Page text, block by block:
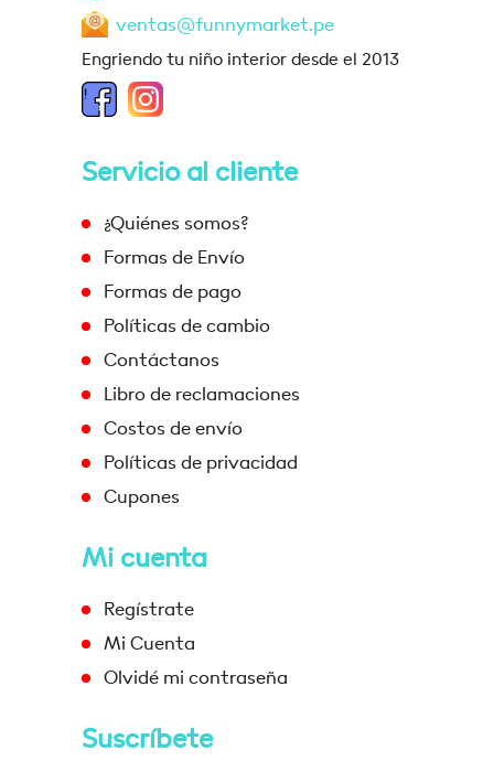
ventas@funnymarket.pe
Engriendo tu niño interior desde el 2013
Servicio al cliente
¿Quiénes somos?
Formas de Envío
Formas de pago
Políticas de cambio
Contáctanos
Libro de reclamaciones
Costos de envío
Políticas de privacidad
Cupones
Mi cuenta
Regístrate
Mi Cuenta
Olvidé mi contraseña
Suscríbete